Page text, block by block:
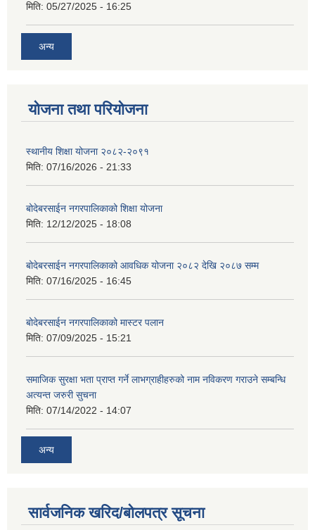
मिति: 05/27/2025 - 16:25
अन्य
योजना तथा परियोजना
स्थानीय शिक्षा योजना २०८२-२०९१
मिति: 07/16/2026 - 21:33
बोदेबरसाईन नगरपालिकाको शिक्षा योजना
मिति: 12/12/2025 - 18:08
बोदेबरसाईन नगरपालिकाको आवधिक योजना २०८२ देखि २०८७ सम्म
मिति: 07/16/2025 - 16:45
बोदेबरसाईन नगरपालिकाको मास्टर पलान
मिति: 07/09/2025 - 15:21
समाजिक सुरक्षा भता प्राप्त गर्ने लाभग्राहीहरुको नाम नविकरण गराउने सम्बन्धि
अत्यन्त जरुरी सुचना
मिति: 07/14/2022 - 14:07
अन्य
सार्वजनिक खरिद/बोलपत्र सूचना